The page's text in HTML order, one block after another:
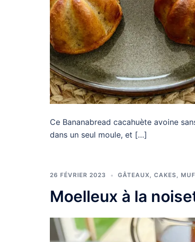
Ce Bananabread cacahuète avoine
dans un seul moule, et […]
26 FÉVRIER 2023 GÂTEAUX, CAKES,
Moelleux à la